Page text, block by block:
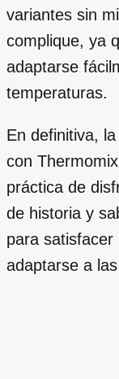
variantes sin
complique, ya
adaptarse
temperaturas.
En definitiva,
con
práctica de
de historia y
para satisfacer
adaptarse a